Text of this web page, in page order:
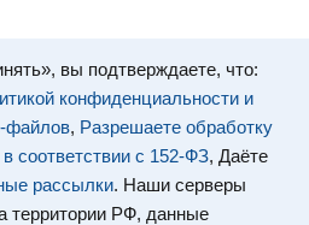
вы подтверждаете, что:
конфиденциальности и
файлов, Разрешаете обработку
соответствии с 152-ФЗ, Даёте
рассылки. Наши серверы
территории РФ, данные